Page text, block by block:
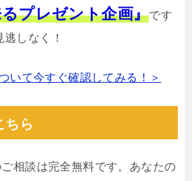
プレゼント企画』です
しなく！
いて今すぐ確認してみる！＞
ちら
相談は完全無料です。あなたの